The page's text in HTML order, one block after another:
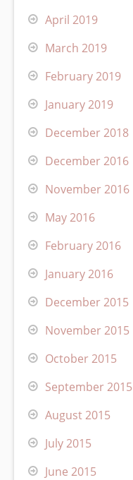
April 2019
March 2019
February 2019
January 2019
December 2018
December 2016
November 2016
May 2016
February 2016
January 2016
December 2015
November 2015
October 2015
September 2015
August 2015
July 2015
June 2015